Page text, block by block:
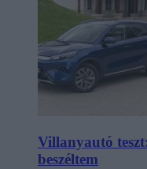
Villanyautó
beszéltem